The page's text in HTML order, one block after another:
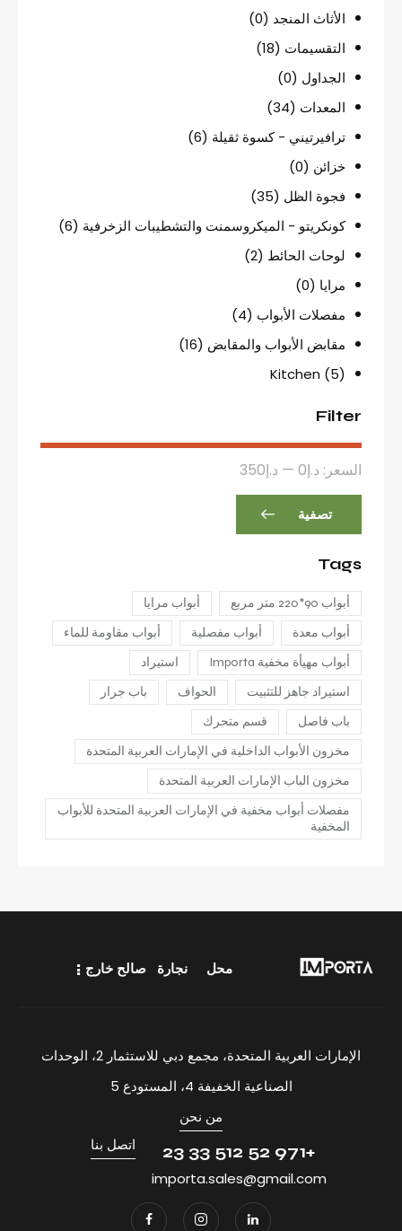
الأثاث المنجد
التقسيمات
الجداول
المعدات
ترافيرتيني - كسوة ثقيلة
خزائن
فجوة الظل
كونكريتو - الميكروسمنت والتشطيبات الزخرفية
لوحات الحائط
مرايا
مفصلات الأبواب
مقابض الأبواب والمقابض
Kitchen (5)
Filter
تصفية
السعر: د.إ0 — د.إ350
Tags
أبواب 90*220 متر مربع
أبواب مرايا
أبواب معدة
أبواب مفصلية
أبواب مقاومة للماء
أبواب مهيأة مخفية Importa
استيراد
استيراد جاهز للتثبيت
الحواف
باب جرار
باب فاصل
قسم متحرك
مخزون الأبواب الداخلية في الإمارات العربية المتحدة
مخزون الباب الإمارات العربية المتحدة
مفصلات أبواب مخفية في الإمارات العربية المتحدة للأبواب
المخفية
محل نجارة صالح خارج
الإمارات العربية المتحدة، مجمع دبي للاستثمار 2، الوحدات
الصناعية الخفيفة 4، المستودع 5
من نحن
+971 52 512 33 23
importa.sales@gmail.com
اتصل بنا